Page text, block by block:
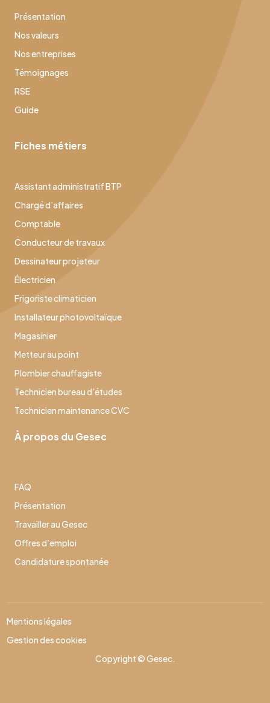
Présentation
Nos valeurs
Nos entreprises
Témoignages
RSE
Guide
Fiches métiers
Assistant administratif BTP
Chargé d’affaires
Comptable
Conducteur de travaux
Dessinateur projeteur
Électricien
Frigoriste climaticien
Installateur photovoltaïque
Magasinier
Metteur au point
Plombier chauffagiste
Technicien bureau d’études
Technicien maintenance CVC
À propos du Gesec
FAQ
Présentation
Travailler au Gesec
Offres d’emploi
Candidature spontanée
Copyright © Gesec.
Mentions légales
Gestion des cookies